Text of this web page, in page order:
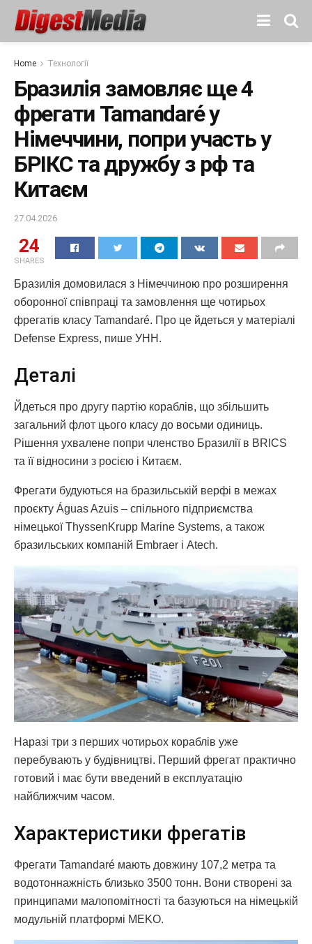
Home Технології
Бразилія замовляє ще 4
фрегати Tamandaré у
Німеччини, попри участь у
БРІКС та дружбу з рф та
Китаєм
27.04.2026
24
SHARES
Бразилія домовилася з Німеччиною про розширення
оборонної співпраці та замовлення ще чотирьох
фрегатів класу Tamandaré. Про це йдеться у матеріалі
Defense Express, пише УНН.
Деталі
Йдеться про другу партію кораблів, що збільшить
загальний флот цього класу до восьми одиниць.
Рішення ухвалене попри членство Бразилії в BRICS
та її відносини з росією і Китаєм.
Фрегати будуються на бразильській верфі в межах
проєкту Águas Azuis – спільного підприємства
німецької ThyssenKrupp Marine Systems, а також
бразильських компаній Embraer і Atech.
Наразі три з перших чотирьох кораблів уже
перебувають у будівництві. Перший фрегат практично
готовий і має бути введений в експлуатацію
найближчим часом.
Характеристики фрегатів
Фрегати Tamandaré мають довжину 107,2 метра та
водотоннажність близько 3500 тонн. Вони створені за
принципами малопомітності та базуються на німецькій
модульній платформі MEKO.